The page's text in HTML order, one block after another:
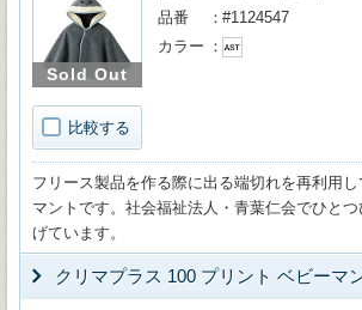
Sold Out
比較する
品番
#1124547
カラー
フリース製品を作る際に出る端切れを再利用
マントです。社会福祉法人・青葉仁会でひと
げています。
クリマプラス 100 プリント ベビーマ